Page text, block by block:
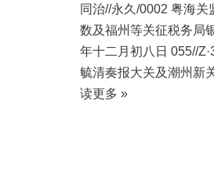
同治//永久/0002 粤海
数及福州等关征税务局
年十二月初八日 055//
毓清奏报大关及潮州新
读更多 »